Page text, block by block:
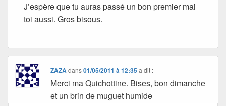
J’espère que tu auras passé un bon premier mai
toi aussi. Gros bisous.
ZAZAdans01/05/2011 à 12:35 a dit :
Merci ma Quichottine. Bises, bon dimanche
et un brin de muguet humide